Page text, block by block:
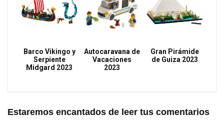
Barco Vikingo y
Serpiente
Midgard 2023
Autocaravana de
Vacaciones
2023
Gran Pirámide
de Guiza 2023
Estaremos encantados de leer tus comentarios